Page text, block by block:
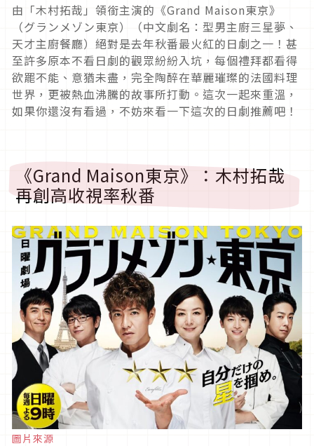
由「木村拓哉」領銜主演的《Grand Maison東京》
（グランメゾン東京）（中文劇名：型男主廚三星夢、
天才主廚餐廳）絕對是去年秋番最火紅的日劇之一！甚
至許多原本不看日劇的觀眾紛紛入坑，每個禮拜都看得
欲罷不能、意猶未盡，完全陶醉在華麗璀璨的法國料理
世界，更被熱血沸騰的故事所打動。這次一起來重溫，
如果你還沒有看過，不妨來看一下這次的日劇推薦吧！
《Grand Maison東京》：木村拓哉
再創高收視率秋番
圖片來源